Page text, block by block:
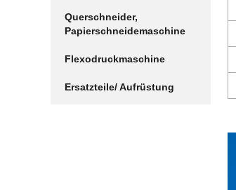
Querschneider,
Papierschneidemaschine
Flexodruckmaschine
Ersatzteile/ Aufrüstung